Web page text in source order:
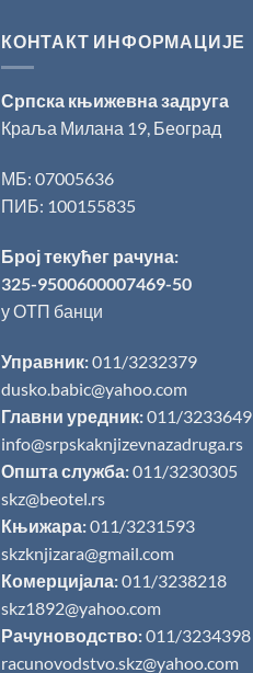
КОНТАКТ ИНФОРМАЦИЈЕ
Српска књижевна задруга
Краља Милана 19, Београд
МБ: 07005636
ПИБ: 100155835
Број текућег рачуна:
325-9500600007469-50
у ОТП банци
Управник:011/3232379
dusko.babic@yahoo.com
Главни уредник:011/3233649
info@srpskaknjizevnazadruga.rs
Општа служба:011/3230305
skz@beotel.rs
Књижара:011/3231593
skzknjizara@gmail.com
Комерцијала:011/3238218
skz1892@yahoo.com
Рачуноводство:011/3234398
racunovodstvo.skz@yahoo.com